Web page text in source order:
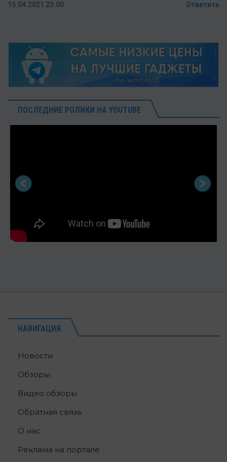
15.04.2021 23:00 Ответить
ПОСЛЕДНИЕ РОЛИКИ НА YOUTUBE
НАВИГАЦИЯ
Новости
Обзоры
Видео обзоры
Обратная связь
О нас
Реклама на портале